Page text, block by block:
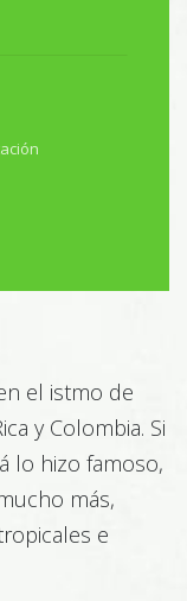
el istmo de
y Colombia. Si
lo hizo famoso,
más,
e